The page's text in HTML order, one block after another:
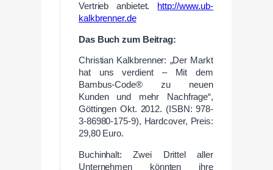
Vertrieb anbietet.
http://www.ub-
kalkbrenner.de
Das Buch zum Beitrag:
Christian Kalkbrenner: „Der Markt
hat uns verdient – Mit dem
Bambus-Code® zu neuen
Kunden und mehr Nachfrage“,
Göttingen Okt. 2012. (ISBN: 978-
3-86980-175-9), Hardcover, Preis:
29,80 Euro.
Buchinhalt: Zwei Drittel aller
Unternehmen könnten ihre